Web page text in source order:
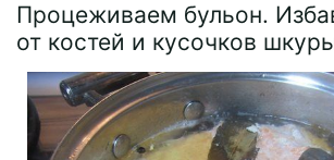
Процеживаем бульон.
от костей и кусочков